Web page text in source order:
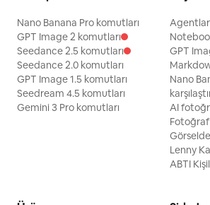
Nano Banana Pro komutları
GPT Image 2 komutları
Seedance 2.5 komutları
Seedance 2.0 komutları
GPT Image 1.5 komutları
Seedream 4.5 komutları
Gemini 3 Pro komutları
GPT
Nano
AI
Lenny
ABTI